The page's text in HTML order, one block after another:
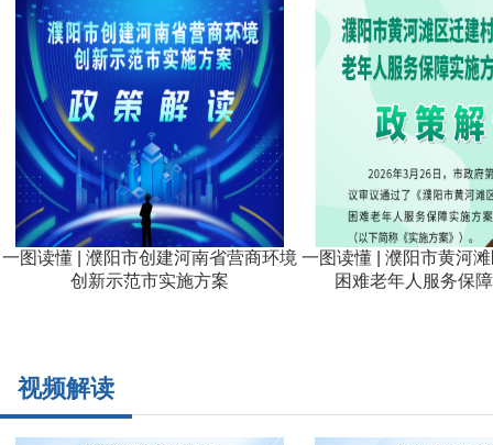
一图读懂 | 濮阳市创建河南省营商环境
创新示范市实施方案
一图读懂 | 濮阳市黄河
困难老年人服务保
视频解读